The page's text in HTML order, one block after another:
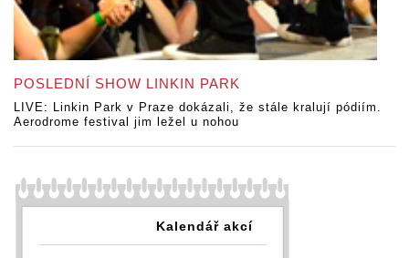
POSLEDNÍ SHOW LINKIN PARK
LIVE: Linkin Park v Praze dokázali, že stále kralují pódiím.
Aerodrome festival jim ležel u nohou
Kalendář akcí